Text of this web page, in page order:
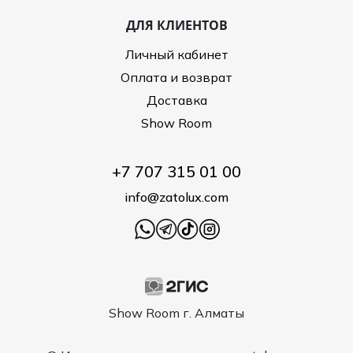
ДЛЯ КЛИЕНТОВ
Личный кабинет
Оплата и возврат
Доставка
Show Room
Show Room г. Алматы
+7 707 315 01 00
info@zatolux.com